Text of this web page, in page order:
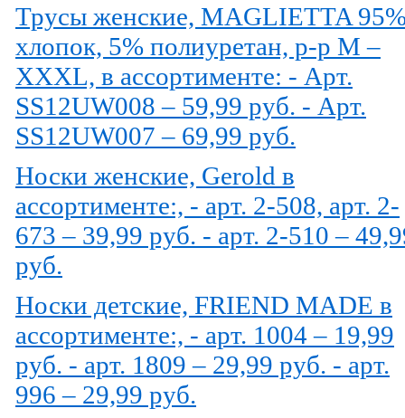
Трусы женские, MAGLIETTA
хлопок, 5% полиуретан, р-р M –
XXXL, в ассортименте: - Арт.
SS12UW008 – 59,99 руб. - Арт.
SS12UW007 – 69,99 руб.
Носки женские, Gerold в
ассортименте:, - арт. 2-508, арт. 2-
673 – 39,99 руб. - арт. 2-510 –
руб.
Носки детские, FRIEND MADE в
ассортименте:, - арт. 1004 – 19,99
руб. - арт. 1809 – 29,99 руб. - арт.
996 – 29,99 руб.